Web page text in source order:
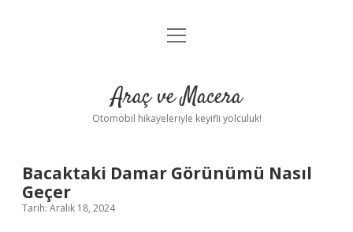
Anasayfa
Yasal Uyarı
menüyü
Araç ve Macera
Otomobil hikayeleriyle keyifli yolculuk!
Bacaktaki Damar Görünümü Nasıl
Geçer
Tarih: Aralık 18, 2024